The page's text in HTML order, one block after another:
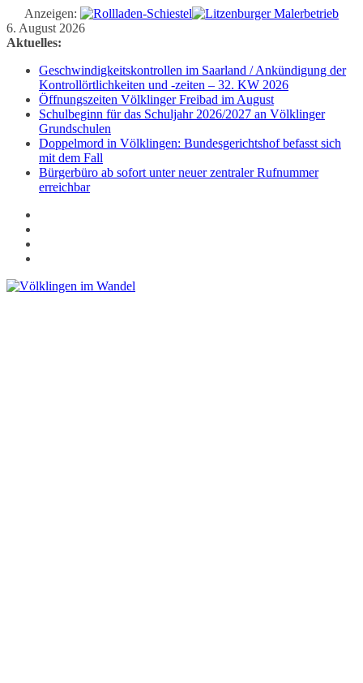
Anzeigen:
Zum
Inhalt
6. August 2026
Aktuelles:
Geschwindigkeitskontrollen im Saarland / Ankündigung der
Kontrollörtlichkeiten und -zeiten – 32. KW 2026
Öffnungszeiten Völklinger Freibad im August
Schulbeginn für das Schuljahr 2026/2027 an Völklinger
Grundschulen
Doppelmord in Völklingen: Bundesgerichtshof befasst sich
mit dem Fall
Bürgerbüro ab sofort unter neuer zentraler Rufnummer
erreichbar